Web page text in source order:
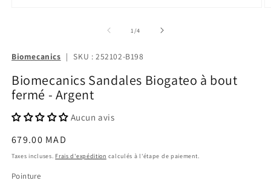
1/de
4
Biomecanics | SKU : 252102-B198
Biomecanics Sandales Biogateo à bout
fermé - Argent
Aucun avis
Prix
habituel
679.00 MAD
Taxes incluses. Frais d'expédition calculés à l'étape de paiement.
Pointure